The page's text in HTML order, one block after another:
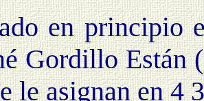
principio
Gordillo Están
le asignan en 4